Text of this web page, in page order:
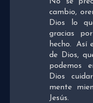
No se
cambio,
Dios lo
gracias
hecho.
Así
de Dios,
podemos
Dios
mente
Jesús.